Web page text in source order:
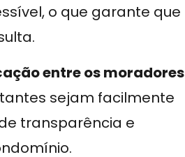
o que garante que
entre os moradores
sejam facilmente
transparência e